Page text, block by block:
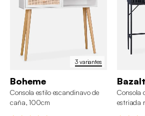
3 variantes
Boheme
Consola estilo escandinavo de
caña, 100cm
Bazalt
Consola
estriada